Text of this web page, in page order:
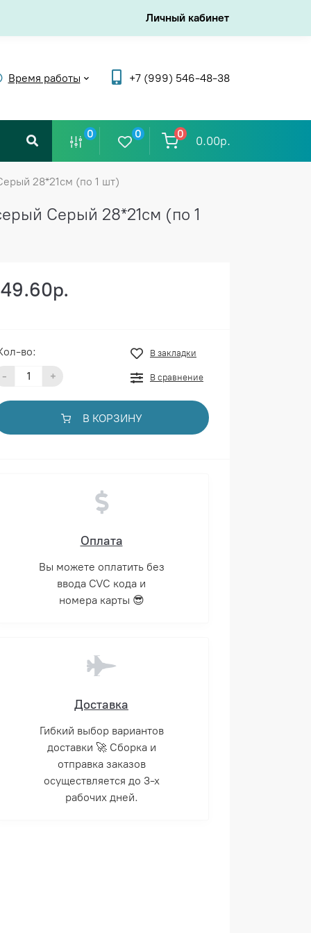
Личный кабинет
Время работы +7 (999) 546-48-38
0 0 0
0.00р.
28*21см (по 1 шт)
Серый 28*21см (по 1
во:
- +
В закладки
В сравнение
В КОРЗИНУ
Оплата
Вы можете оплатить без
ввода CVC кода и
номера карты 😎
Доставка
Гибкий выбор вариантов
доставки 🚀 Сборка и
отправка заказов
осуществляется до 3-х
рабочих дней.